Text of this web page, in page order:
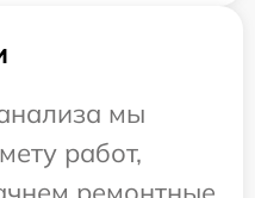
мы
работ,